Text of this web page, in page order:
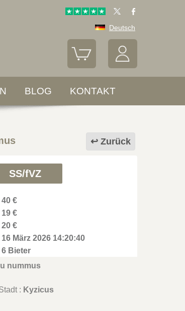
Deutsch
BLOG KONTAKT
Zurück
SS/fVZ
40 €
19 €
20 €
16 März 2026 14:20:40
6 Bieter
nummus
: Kyzicus